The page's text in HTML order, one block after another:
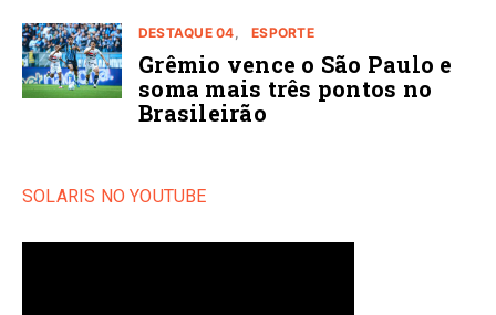
DESTAQUE 04 ESPORTE
Grêmio vence o São Paulo e
soma mais três pontos no
Brasileirão
SOLARIS NO YOUTUBE